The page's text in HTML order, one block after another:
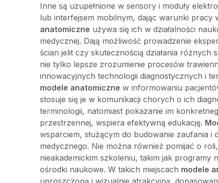
Inne są uzupełnione w sensory i moduły
lub interfejsem mobilnym, dając warunki
anatomiczne używa się ich w działalności
medycznej. Dają możliwość prowadzenie
ścian jelit czy skutecznością działania
nie tylko lepsze zrozumienie procesów
innowacyjnych technologii diagnostycznych i
modele anatomiczne w informowaniu
stosuje się je w komunikacji chorych o ich
terminologii, natomiast pokazanie im
przestrzennej, wspiera efektywną edukację.
wsparciem, służącym do budowanie zaufania i
medycznego. Nie można również pomijać o
nieakademickim szkoleniu, takim jak programy
ośrodki naukowe. W takich miejscach modele
uproszczoną i wizualnie atrakcyjną,